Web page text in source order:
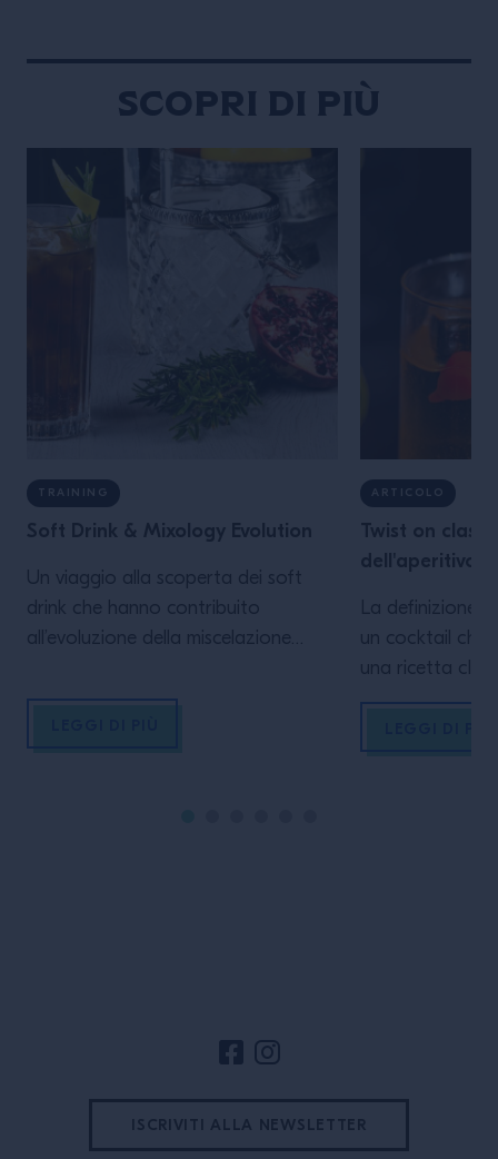
influenzandone stabilità, limpidezza e
percezione sensoriale
PROGRAMMA: – Introduzione […]
che lo hanno
Scopri di più
TRAINING
Soft Drink & Mixology Evolution
Un viaggio alla scoperta dei soft
drink che hanno contribuito
all’evoluzione della miscelazione
dei drink oggi più amati e serviti. I
ARTICOLO
Twist on
dell'aperitivo
La definizione
un cocktail che
una ricetta
elementi
Proprio per la
ISCRIVITI ALLA NEWSLETTER